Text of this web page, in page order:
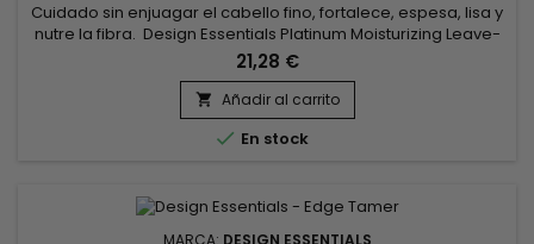
Cuidado sin enjuagar el cabello fino, fortalece, espesa, lisa y
nutre la fibra. Design Essentials Platinum Moisturizing Leave-
in Conditioner refuerza el tallo capilar y aumenta su grosor
para hacer el cabello voluminoso.Gracias a sus
propiedades hidratantes y nutritivas, Design Essentials
Platinum Moisturizing Leave-in Conditioner ofrece a tu
cabello un...
21,28 €
 Añadir al carrito
 En stock
MARCA: DESIGN ESSENTIALS